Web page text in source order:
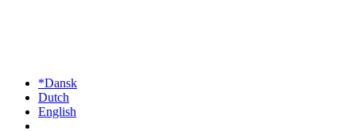
*Dansk
Dutch
English